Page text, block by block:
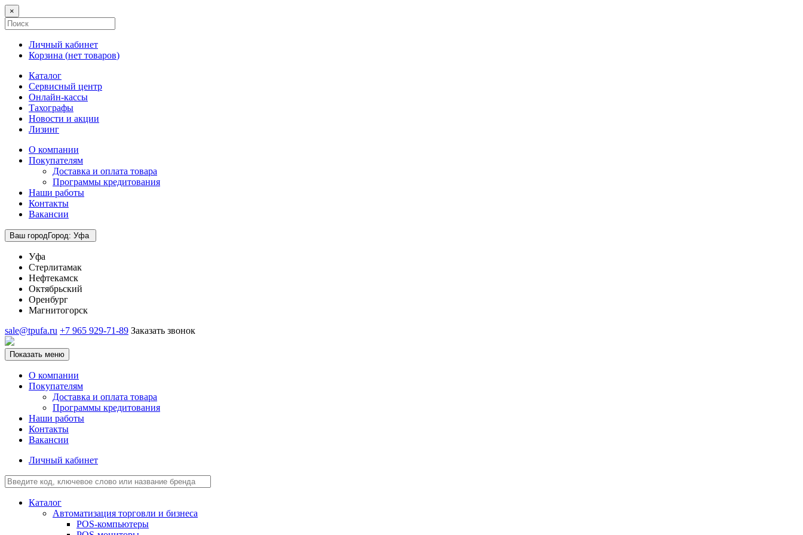
×
Личный кабинет
Корзина (нет товаров)
Каталог
Сервисный центр
Онлайн-кассы
Тахографы
Новости и акции
Лизинг
О компании
Покупателям
Доставка и оплата товара
Программы кредитования
Наши работы
Контакты
Вакансии
Ваш городГород: Уфа
Уфа
Стерлитамак
Нефтекамск
Октябрьский
Оренбург
Магнитогорск
sale@tpufa.ru +7 965 929-71-89 Заказать звонок
Показать меню
О компании
Покупателям
Доставка и оплата товара
Программы кредитования
Наши работы
Контакты
Вакансии
Личный кабинет
Каталог
Автоматизация торговли и бизнеса
POS-компьютеры